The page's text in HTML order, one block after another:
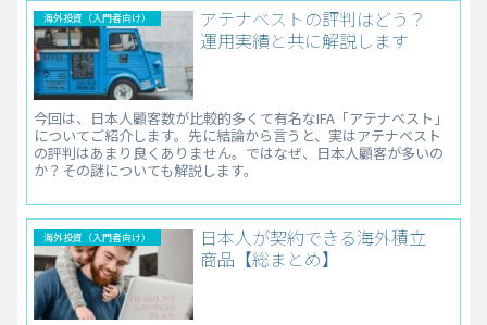
海外投資（入門者向け）
アテナベストの評判はどう？
運用実績と共に解説します
今回は、日本人顧客数が比較的多くて有名なIFA「アテナベスト」
についてご紹介します。先に結論から言うと、実はアテナベスト
の評判はあまり良くありません。ではなぜ、日本人顧客が多いの
か？その謎についても解説します。
海外投資（入門者向け）
日本人が契約できる海外積立
商品【総まとめ】